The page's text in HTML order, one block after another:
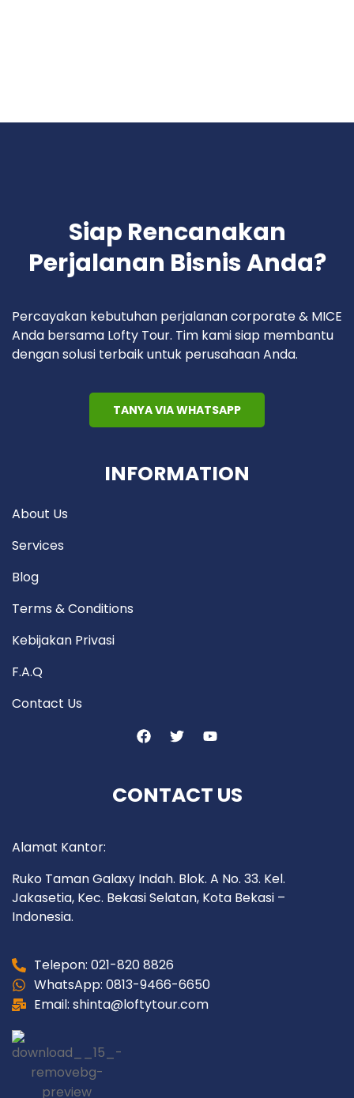
Siap Rencanakan
Perjalanan Bisnis Anda?
Percayakan kebutuhan perjalanan corporate & MICE
Anda bersama Lofty Tour. Tim kami siap membantu
dengan solusi terbaik untuk perusahaan Anda.
TANYA VIA WHATSAPP
INFORMATION
About Us
Services
Blog
Terms & Conditions
Kebijakan Privasi
F.A.Q
Contact Us
CONTACT US
Alamat Kantor:
Ruko Taman Galaxy Indah. Blok. A No. 33. Kel.
Jakasetia, Kec. Bekasi Selatan, Kota Bekasi –
Indonesia.
Telepon: 021-820 8826
WhatsApp: 0813-9466-6650
Email: shinta@loftytour.com